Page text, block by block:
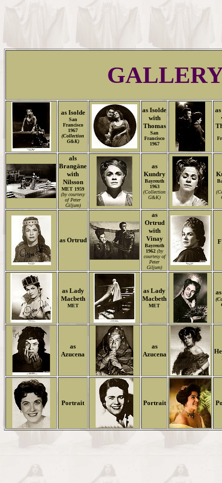
as Isolde
San
Francisco
1967
(Collection
G&K)
as Isolde
with
Thomas
San
Francisco
1967
als
Brangäne
with
Nilsson
MET 1959
(by courtesy
of Peter
Giljum)
as
Kundry
Bayreuth
1963
(Collection
G&K)
as Ortrud
as
Ortrud
with
Vinay
Bayreuth
1962 (by
courtesy of
Peter
Giljum)
as Lady
Macbeth
MET
as Lady
Macbeth
MET
as
Azucena
as
Azucena
Portrait Portrait